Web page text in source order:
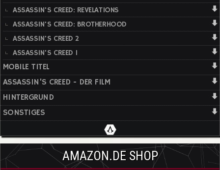
ASSASSIN'S CREED: REVELATIONS
ASSASSIN'S CREED: BROTHERHOOD
ASSASSIN'S CREED 2
ASSASSIN'S CREED 1
MOBILE TITEL
ASSASSIN'S CREED - DER FILM
HINTERGRUND
SONSTIGES
AMAZON.DE SHOP